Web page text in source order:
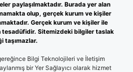
paylaşılmaktadır. Burada yer alan
olup, gerçek kurum ve kişiler
Gerçek kurum ve kişiler ile
tesadüfidir. Sitemizdeki bilgiler taslak
taşımazlar.
Bilgi Teknolojileri ve İletişim
bir Yer Sağlayıcı olarak hizmet